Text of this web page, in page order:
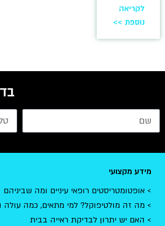
לקריאה
נוספת >>
מידע מקצועי
אופטומטריסטים רופאי עיניים ומה שביניהם
מה זה מולטיפוקל? למי מתאים, כמה
האם יש יתרון לבדיקת ראייה בבית